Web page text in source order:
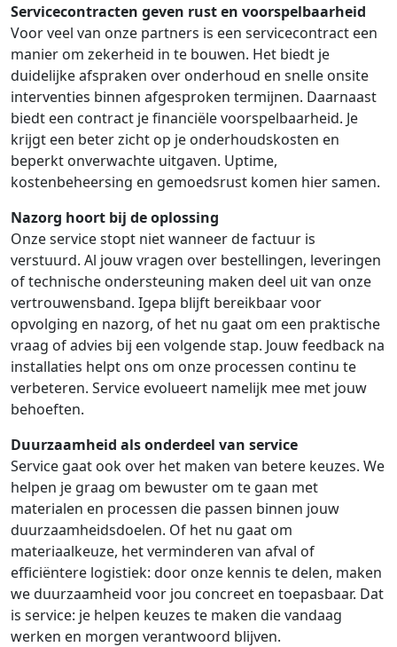
Servicecontracten geven rust en voorspelbaarheid
Voor veel van onze partners is een servicecontract een
manier om zekerheid in te bouwen. Het biedt je
duidelijke afspraken over onderhoud en snelle onsite
interventies binnen afgesproken termijnen. Daarnaast
biedt een contract je financiële voorspelbaarheid. Je
krijgt een beter zicht op je onderhoudskosten en
beperkt onverwachte uitgaven. Uptime,
kostenbeheersing en gemoedsrust komen hier samen.
Nazorg hoort bij de oplossing
Onze service stopt niet wanneer de factuur is
verstuurd. Al jouw vragen over bestellingen, leveringen
of technische ondersteuning maken deel uit van onze
vertrouwensband. Igepa blijft bereikbaar voor
opvolging en nazorg, of het nu gaat om een praktische
vraag of advies bij een volgende stap. Jouw feedback na
installaties helpt ons om onze processen continu te
verbeteren. Service evolueert namelijk mee met jouw
behoeften.
Duurzaamheid als onderdeel van service
Service gaat ook over het maken van betere keuzes. We
helpen je graag om bewuster om te gaan met
materialen en processen die passen binnen jouw
duurzaamheidsdoelen. Of het nu gaat om
materiaalkeuze, het verminderen van afval of
efficiëntere logistiek: door onze kennis te delen, maken
we duurzaamheid voor jou concreet en toepasbaar. Dat
is service: je helpen keuzes te maken die vandaag
werken en morgen verantwoord blijven.